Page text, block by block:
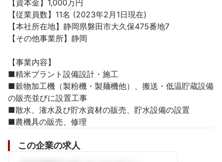
【資本金】1,000万円
【従業員数】11名 (2023年2月1日現在)
【本社所在地】静岡県磐田市大久保475番地7
【その他事業所】静岡
【事業内容】
■精米プラント設備設計・施工
■穀物加工機（製粉機・製麺機他）、搬送・低温貯蔵設備
の販売並びに設置工事
■散水、潅水及び貯水資材の販売、貯水設備の設置
■農機具の販売、修理
この企業の求人